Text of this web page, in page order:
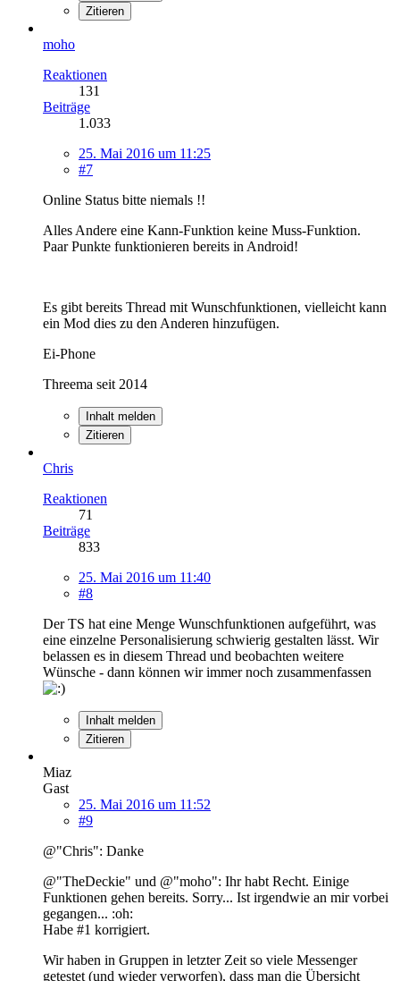
Zitieren
moho
Reaktionen
131
Beiträge
1.033
25. Mai 2016 um 11:25
#7
Online Status bitte niemals !!
Alles Andere eine Kann-Funktion keine Muss-Funktion.
Paar Punkte funktionieren bereits in Android!
Es gibt bereits Thread mit Wunschfunktionen, vielleicht kann
ein Mod dies zu den Anderen hinzufügen.
Ei-Phone
Threema seit 2014
Inhalt melden
Zitieren
Chris
Reaktionen
71
Beiträge
833
25. Mai 2016 um 11:40
#8
Der TS hat eine Menge Wunschfunktionen aufgeführt, was
eine einzelne Personalisierung schwierig gestalten lässt. Wir
belassen es in diesem Thread und beobachten weitere
Wünsche - dann können wir immer noch zusammenfassen
Inhalt melden
Zitieren
Miaz
Gast
25. Mai 2016 um 11:52
#9
@"Chris": Danke
@"TheDeckie" und @"moho": Ihr habt Recht. Einige
Funktionen gehen bereits. Sorry... Ist irgendwie an mir vorbei
gegangen... :oh:
Habe #1 korrigiert.
Wir haben in Gruppen in letzter Zeit so viele Messenger
getestet (und wieder verworfen), dass man die Übersicht